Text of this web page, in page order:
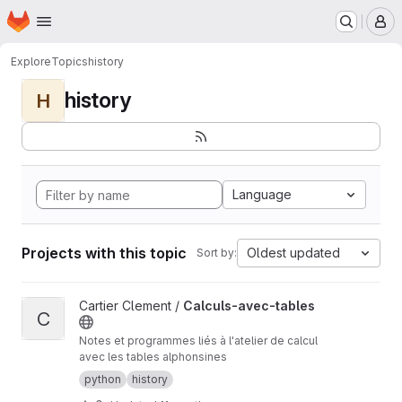
Skip to main content
Homepage
ExploreTopicshistory
H history
Language
Projects with this topic Sort by: Oldest updated
View Calculs-avec-tables project
C
Cartier Clement / Calculs-avec-tables
Notes et programmes liés à l'atelier de calcul
avec les tables alphonsines
python
history